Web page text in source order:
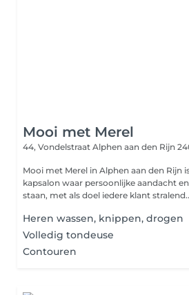
Mooi met Merel
44, Vondelstraat Alphen aan den Rijn
Mooi met Merel in Alphen aan den Rijn
kapsalon waar persoonlijke aandacht
staan, met als doel iedere klant
Heren wassen, knippen, drogen
Volledig tondeuse
Contouren